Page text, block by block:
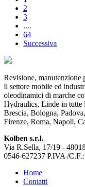
2
3
....
64
Successiva
Revisione,
il settore mobile ed
oleodinamici di marche
Hydraulics, Linde in tutte
Brescia, Bologna,
Firenze, Roma, Napoli,
Kolben s.r.l.
Via R.Sella, 17/19 -
0546-627237 P.IVA /
Home
Contatti